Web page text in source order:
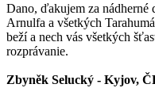
Dano, ďakujem za nádherné
Arnulfa a všetkých
beží a nech vás všetkých
rozprávanie.
Zbyněk Selucký - Kyjov,